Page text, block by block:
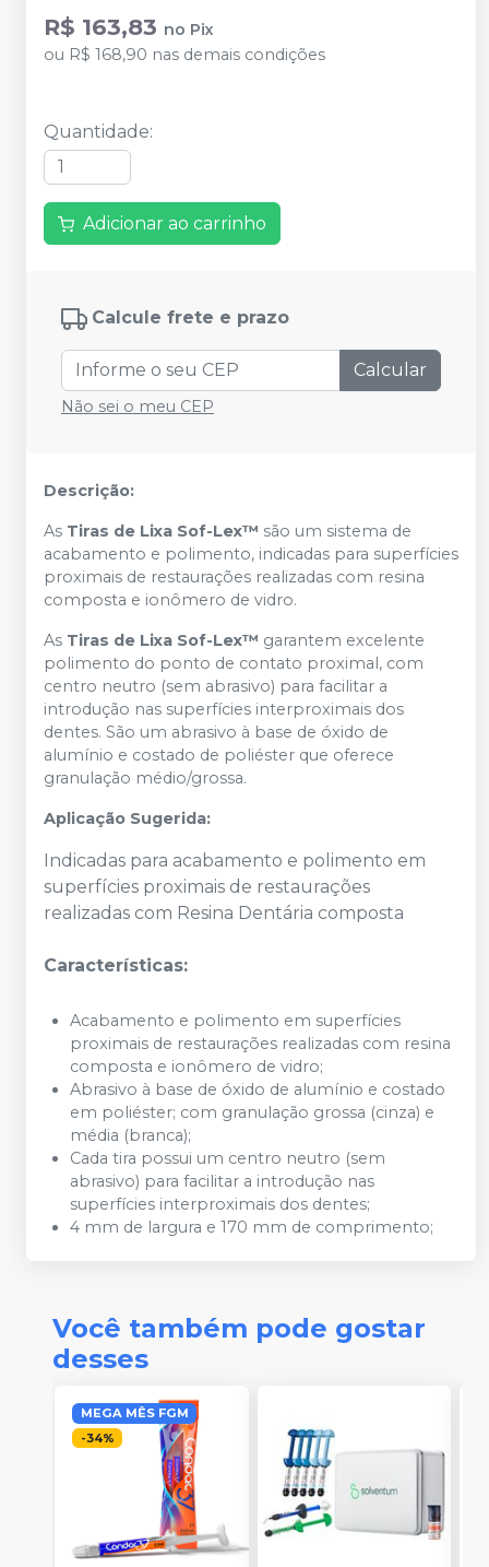
R$ 163,83 no Pix
ou R$ 168,90 nas demais condições
Quantidade:
Adicionar ao carrinho
Calcule frete e prazo
Calcular
Não sei o meu CEP
Descrição:
As Tiras de Lixa Sof-Lex™ são um sistema de
acabamento e polimento, indicadas para superfícies
proximais de restaurações realizadas com resina
composta e ionômero de vidro.
As Tiras de Lixa Sof-Lex™ garantem excelente
polimento do ponto de contato proximal, com
centro neutro (sem abrasivo) para facilitar a
introdução nas superfícies interproximais dos
dentes. São um abrasivo à base de óxido de
alumínio e costado de poliéster que oferece
granulação médio/grossa.
Aplicação Sugerida:
Indicadas para acabamento e polimento em
superfícies proximais de restaurações
realizadas com Resina Dentária composta
Características:
Acabamento e polimento em superfícies
proximais de restaurações realizadas com resina
composta e ionômero de vidro;
Abrasivo à base de óxido de alumínio e costado
em poliéster; com granulação grossa (cinza) e
média (branca);
Cada tira possui um centro neutro (sem
abrasivo) para facilitar a introdução nas
superfícies interproximais dos dentes;
4 mm de largura e 170 mm de comprimento;
Você também pode gostar
desses
MEGA MÊS FGM
-34%